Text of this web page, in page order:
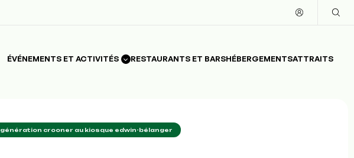
ÉVÉNEMENTS ET ACTIVITÉS RESTAURANTS ET BARSHÉBERGEMENTSATTRAITS
génération crooner au kiosque edwin-bélanger